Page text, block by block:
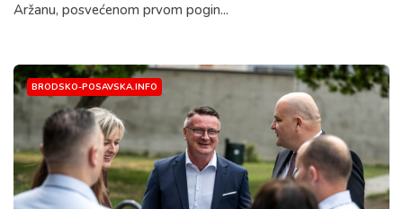
Aržanu, posvećenom prvom pogin...
BRODSKO-POSAVSKA.INFO